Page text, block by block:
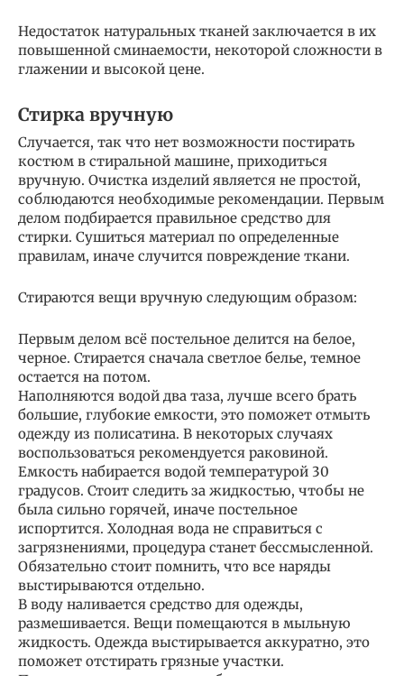
Недостаток натуральных тканей заключается в их
повышенной сминаемости, некоторой сложности в
глажении и высокой цене.
Стирка вручную
Случается, так что нет возможности постирать
костюм в стиральной машине, приходиться
вручную. Очистка изделий является не простой,
соблюдаются необходимые рекомендации. Первым
делом подбирается правильное средство для
стирки. Сушиться материал по определенные
правилам, иначе случится повреждение ткани.
Стираются вещи вручную следующим образом:
Первым делом всё постельное делится на белое,
черное. Стирается сначала светлое белье, темное
остается на потом.
Наполняются водой два таза, лучше всего брать
большие, глубокие емкости, это поможет отмыть
одежду из полисатина. В некоторых случаях
воспользоваться рекомендуется раковиной.
Емкость набирается водой температурой 30
градусов. Стоит следить за жидкостью, чтобы не
была сильно горячей, иначе постельное
испортится. Холодная вода не справиться с
загрязнениями, процедура станет бессмысленной.
Обязательно стоит помнить, что все наряды
выстирываются отдельно.
В воду наливается средство для одежды,
размешивается. Вещи помещаются в мыльную
жидкость. Одежда выстирывается аккуратно, это
поможет отстирать грязные участки.